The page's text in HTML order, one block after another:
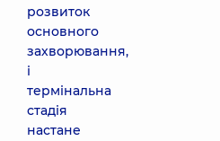
розвиток
основного
захворювання,
і
термінальна
стадія
настане